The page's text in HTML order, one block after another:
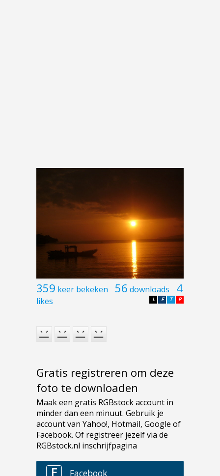
359 keer bekeken 56 downloads 4
likes P
T
F
L
Gratis registreren om deze
foto te downloaden